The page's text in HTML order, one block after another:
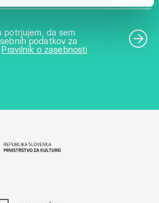
potrjujem, da sem
podatkov za
Pravilnik o zasebnosti